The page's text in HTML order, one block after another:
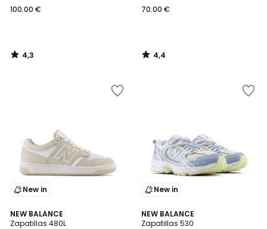
€.
100.00 €
4,3
/
70.00 €
4,4
/
New in
NEW BALANCE
Zapatillas 480L
4,7
/ 5
New in
NEW BALANCE
Zapatillas 530
4,5
/ 5